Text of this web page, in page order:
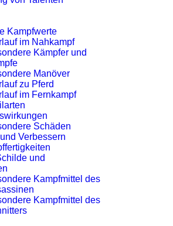
Kampfwerte
im Nahkampf
Kämpfer und
Manöver
zu Pferd
im Fernkampf
Schäden
Verbessern
und
Kampfmittel des
Kampfmittel des